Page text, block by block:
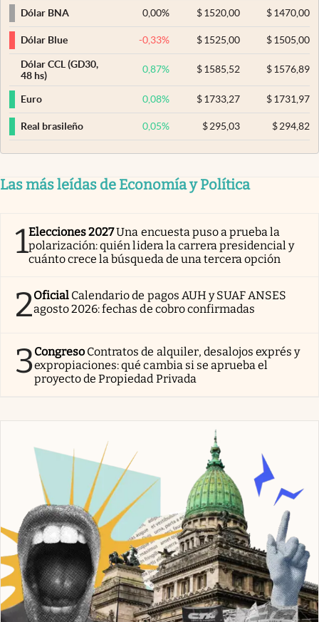
Dólar BNA
0,00% $ 1520,00 $1470,00
Dólar Blue -0,33% $ 1525,00 $1505,00
Dólar CCL (GD30,
48 hs)
0,87% $ 1585,52 $1576,89
Euro 0,08% $ 1733,27 $1731,97
Real brasileño 0,05% $ 295,03 $294,82
Las más leídas de Economía y Política
1Elecciones 2027Una encuesta puso a prueba la
polarización: quién lidera la carrera presidencial y
cuánto crece la búsqueda de una tercera opción
2Oficial Calendario de pagos AUH y SUAF ANSES
agosto 2026: fechas de cobro confirmadas
3Congreso Contratos de alquiler, desalojos exprés y
expropiaciones: qué cambia si se aprueba el
proyecto de Propiedad Privada